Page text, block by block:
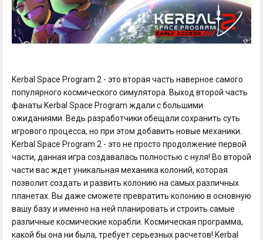
Kerbal Space Program 2 - это вторая часть наверное самого
популярного космического симулятора. Выход второй часть
фанаты Kerbal Space Program ждали с большими
ожиданиями. Ведь разработчики обещали сохранить суть
игрового процесса, но при этом добавить новые механики.
Kerbal Space Program 2 - это не просто продолжение первой
части, данная игра создавалась полностью с нуля! Во второй
части вас ждет уникальная механика колоний, которая
позволит создать и развить колонию на самых различных
планетах. Вы даже сможете превратить колонию в основную
вашу базу и именно на ней планировать и строить самые
различные космические корабли. Космическая программа,
какой бы она ни была, требует серьезных расчетов! Kerbal